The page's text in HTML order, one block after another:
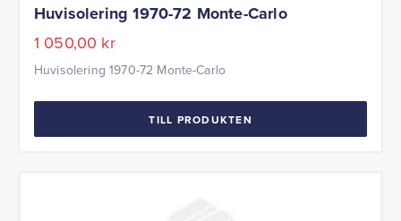
Huvisolering 1970-72 Monte-Carlo
1 050,00 kr
Huvisolering 1970-72 Monte-Carlo
TILL PRODUKTEN